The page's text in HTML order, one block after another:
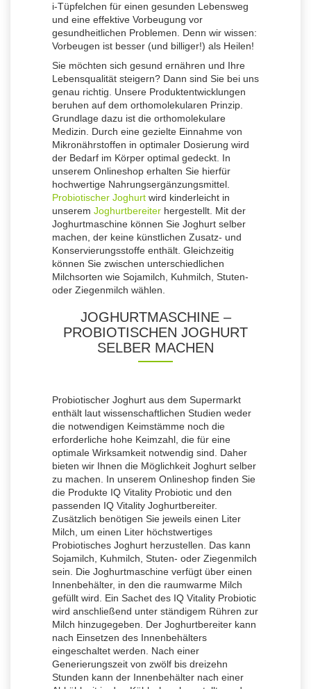
i-Tüpfelchen für einen gesunden Lebensweg
und eine effektive Vorbeugung vor
gesundheitlichen Problemen. Denn wir wissen:
Vorbeugen ist besser (und billiger!) als Heilen!
Sie möchten sich gesund ernähren und Ihre
Lebensqualität steigern? Dann sind Sie bei uns
genau richtig. Unsere Produktentwicklungen
beruhen auf dem orthomolekularen Prinzip.
Grundlage dazu ist die orthomolekulare
Medizin. Durch eine gezielte Einnahme von
Mikronährstoffen in optimaler Dosierung wird
der Bedarf im Körper optimal gedeckt. In
unserem Onlineshop erhalten Sie hierfür
hochwertige Nahrungsergänzungsmittel.
Probiotischer Joghurt wird kinderleicht in
unserem Joghurtbereiter hergestellt. Mit der
Joghurtmaschine können Sie Joghurt selber
machen, der keine künstlichen Zusatz- und
Konservierungsstoffe enthält. Gleichzeitig
können Sie zwischen unterschiedlichen
Milchsorten wie Sojamilch, Kuhmilch, Stuten-
oder Ziegenmilch wählen.
JOGHURTMASCHINE –
PROBIOTISCHEN JOGHURT
SELBER MACHEN
Probiotischer Joghurt aus dem Supermarkt
enthält laut wissenschaftlichen Studien weder
die notwendigen Keimstämme noch die
erforderliche hohe Keimzahl, die für eine
optimale Wirksamkeit notwendig sind. Daher
bieten wir Ihnen die Möglichkeit Joghurt selber
zu machen. In unserem Onlineshop finden Sie
die Produkte IQ Vitality Probiotic und den
passenden IQ Vitality Joghurtbereiter.
Zusätzlich benötigen Sie jeweils einen Liter
Milch, um einen Liter höchstwertiges
Probiotisches Joghurt herzustellen. Das kann
Sojamilch, Kuhmilch, Stuten- oder Ziegenmilch
sein. Die Joghurtmaschine verfügt über einen
Innenbehälter, in den die raumwarme Milch
gefüllt wird. Ein Sachet des IQ Vitality Probiotic
wird anschließend unter ständigem Rühren zur
Milch hinzugegeben. Der Joghurtbereiter kann
nach Einsetzen des Innenbehälters
eingeschaltet werden. Nach einer
Generierungszeit von zwölf bis dreizehn
Stunden kann der Innenbehälter nach einer